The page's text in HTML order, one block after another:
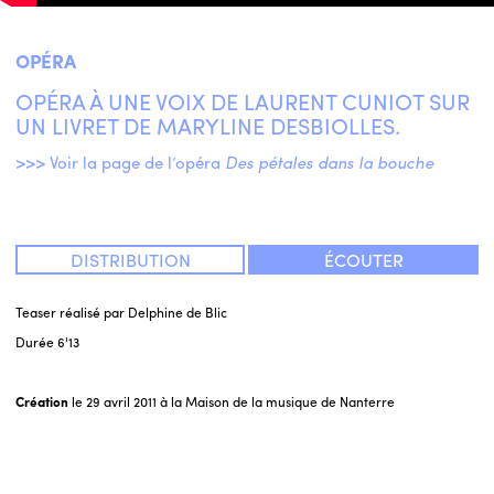
Teaser réalisé par Delphine de Blic
Durée6'13
OPÉRA
OPÉRA À UNE VOIX DE LAURENT CUNIOT SUR
UN LIVRET DE MARYLINE DESBIOLLES.
>>> Voir la page de l’opéra Des pétales dans la bouche
DISTRIBUTION ÉCOUTER
Création le 29 avril 2011 à la Maison de la musique de Nanterre